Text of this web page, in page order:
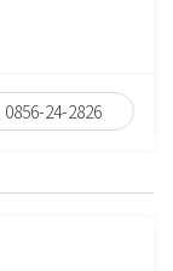
0856-24-2826